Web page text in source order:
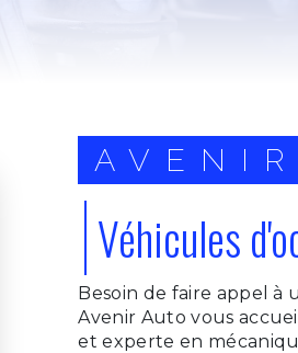
Véhicules
Besoin de faire appel à
Avenir Auto vous
et experte en